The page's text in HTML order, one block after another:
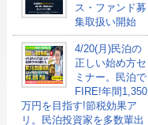
ス・ファンド募
集取扱い開始
4/20(月)民泊の
正しい始め方セ
ミナー。民泊で
FIRE!年間1,350
万円を目指す!節税効果ア
リ。民泊投資家を多数輩出